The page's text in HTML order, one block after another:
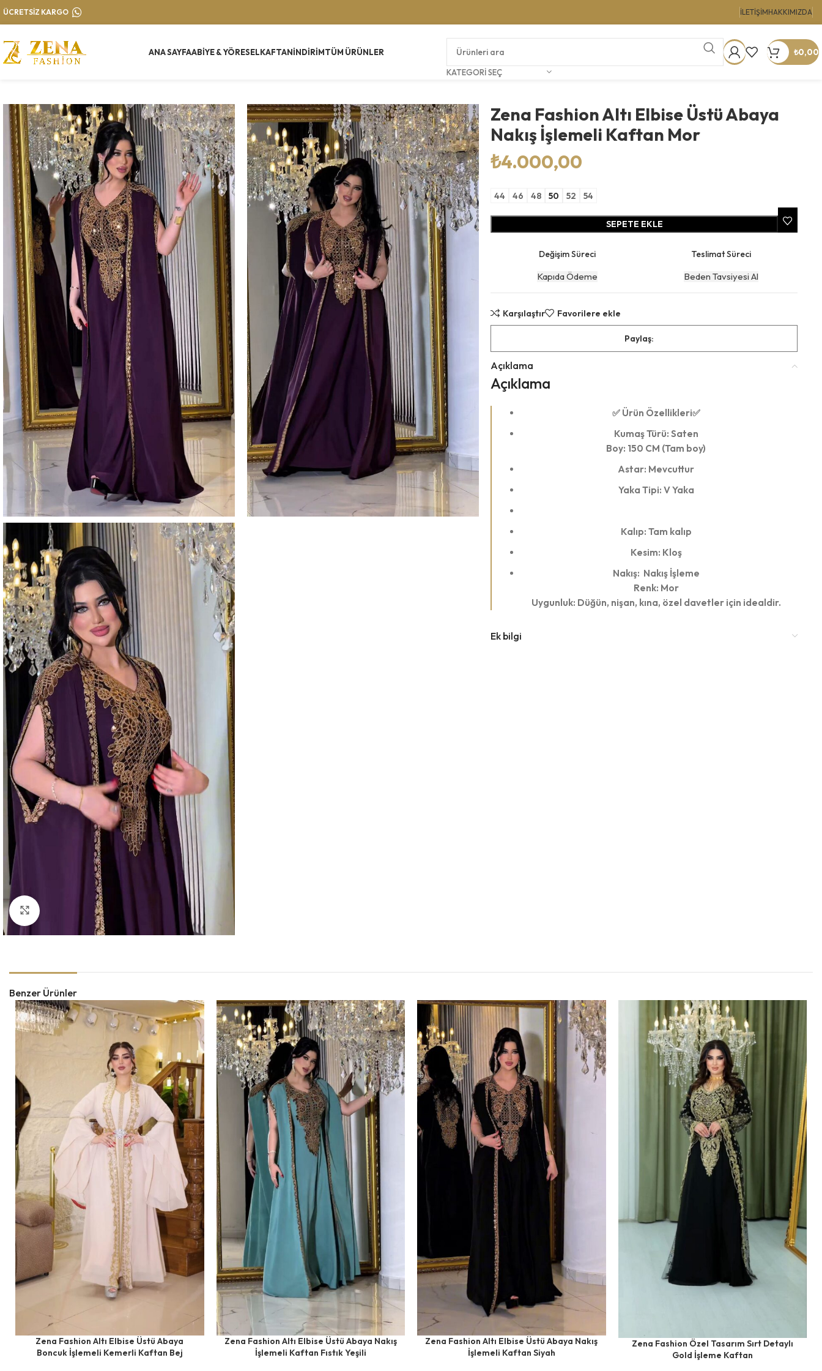
ÜCRETSİZ KARGO İLETIŞIMHAKKIMIZDA
ANA SAYFAABIYE & YÖRESELKAFTANİNDIRIMTÜM ÜRÜNLER
KATEGORI SEÇ
₺0,00
Büyütmek için tıklayın
Zena Fashion Altı Elbise Üstü Abaya
Nakış İşlemeli Kaftan Mor
₺4.000,00
44 46 48 50 52 54
SEPETE EKLE
Değişim Süreci Teslimat Süreci
Kapıda Ödeme Beden Tavsiyesi Al
Karşılaştır Favorilere ekle
Paylaş:
Açıklama
Açıklama
✅ Ürün Özellikleri✅
Kumaş Türü: Saten
Boy: 150 CM (Tam boy)
Astar: Mevcuttur
Yaka Tipi: V Yaka
Kalıp: Tam kalıp
Kesim: Kloş
Nakış: Nakış İşleme
Renk: Mor
Uygunluk: Düğün, nişan, kına, özel davetler için idealdir.
Ek bilgi
Benzer Ürünler
Zena Fashion Altı Elbise Üstü Abaya
Boncuk İşlemeli Kemerli Kaftan Bej
Zena Fashion Altı Elbise Üstü Abaya Nakış
İşlemeli Kaftan Fıstık Yeşili
Zena Fashion Altı Elbise Üstü Abaya Nakış
İşlemeli Kaftan Siyah
Zena Fashion Özel Tasarım Sırt Detaylı
Gold İşleme Kaftan